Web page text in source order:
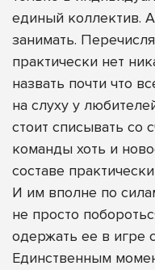
единый коллектив.
занимать.
практически нет
назвать почти что
на слуху у
стоит списывать со
команды хоть и
составе
И им вполне по
не просто
одержать ее в игре
Единственным